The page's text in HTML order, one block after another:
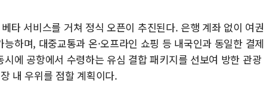
타 서비스를 거쳐 정식 오픈이 추진된다. 은행 계좌 없이 여권
하며, 대중교통과 온·오프라인 쇼핑 등 내국인과 동일한 결제
에 공항에서 수령하는 유심 결합 패키지를 선보여 방한 관광
내 우위를 점할 계획이다.